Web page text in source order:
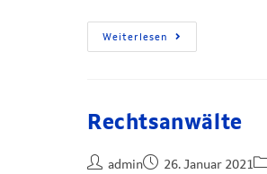
Weiterlesen
Rechtsanwälte
admin 26. Januar 2021